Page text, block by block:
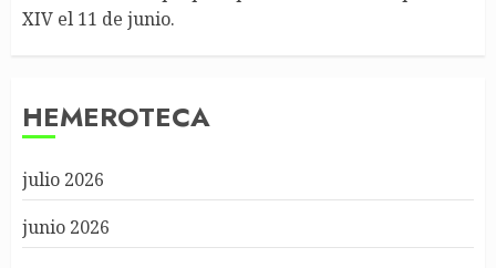
XIV el 11 de junio.
HEMEROTECA
julio 2026
junio 2026